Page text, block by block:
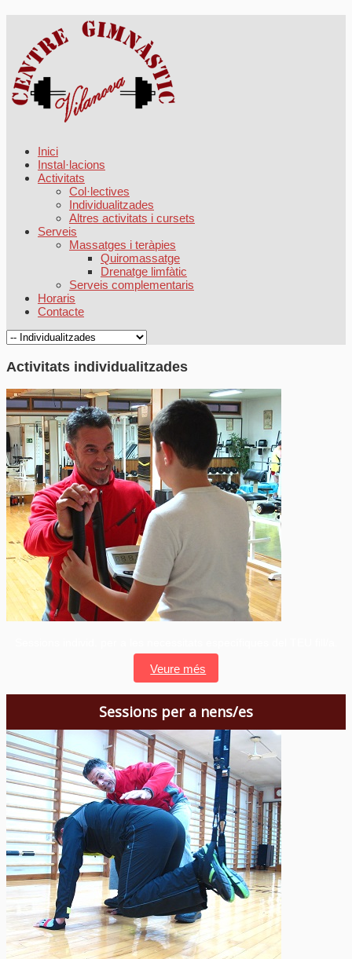
Inici
Instal·lacions
Activitats
Col·lectives
Individualitzades
Altres activitats i cursets
Serveis
Massatges i teràpies
Quiromassatge
Drenatge limfàtic
Serveis complementaris
Horaris
Contacte
Activitats individualitzades
Veure més
Sessions per a nens/es